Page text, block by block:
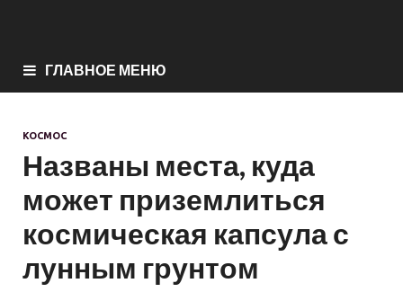
ГЛАВНОЕ МЕНЮ
КОСМОС
Названы места, куда
может приземлиться
космическая капсула с
лунным грунтом